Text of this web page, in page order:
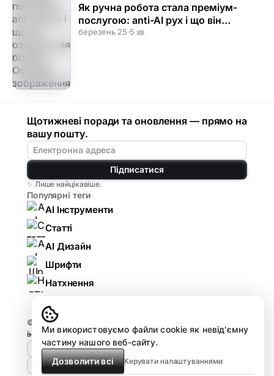
Як ручна робота стала преміум-
послугою: anti-AI рух і що він
означає для бізнесу
березень 25·5 хв
Щотижневі поради та оновлення — прямо на
вашу пошту.
Підписатися
✨ Лише найцікавіше.
Популярні теги
AI Інструменти
Статті
AI Дизайн
Шрифти
Натхнення
© 2026
інструменти, гайди, огляди.
🤘🏻 Design HUB by Komarov
Реклама та співпраця
Про проєкт
Ми використовуємо файли cookie як невід'ємну
частину нашого веб-сайту.
Дозволити всі
Керувати налаштуваннями